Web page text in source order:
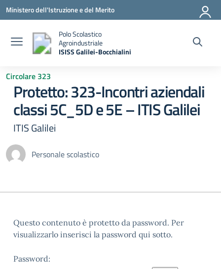
Ministero dell'Istruzione e del Merito
Polo Scolastico
Agroindustriale
ISISS Galilei-Bocchialini
Circolare 323
Protetto: 323-Incontri aziendali
classi 5C_5D e 5E – ITIS Galilei
ITIS Galilei
Personale scolastico
Questo contenuto è protetto da password. Per
visualizzarlo inserisci la password qui sotto.
Password: